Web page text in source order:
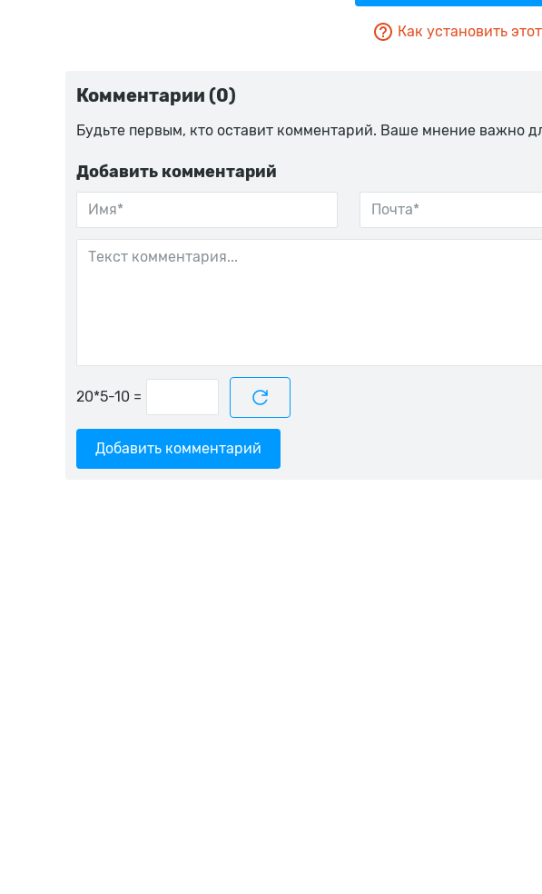
Как установить
Комментарии (0)
Будьте первым, кто оставит комментарий. Ваше мнение важно
Добавить комментарий
=
Добавить комментарий